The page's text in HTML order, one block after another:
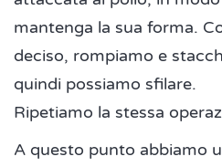
mantenga la sua forma.
deciso, rompiamo e
quindi possiamo sfilare.
Ripetiamo la stessa
A questo punto abbiamo